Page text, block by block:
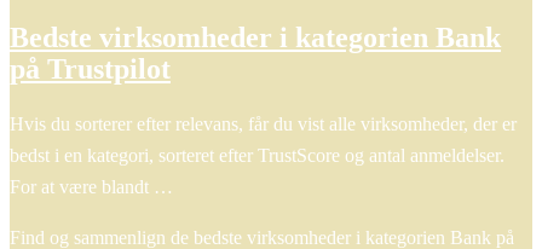
Bedste virksomheder i kategorien Bank
på Trustpilot
Hvis du sorterer efter relevans, får du vist alle virksomheder, der er
bedst i en kategori, sorteret efter TrustScore og antal anmeldelser.
For at være blandt …
Find og sammenlign de bedste virksomheder i kategorien Bank på